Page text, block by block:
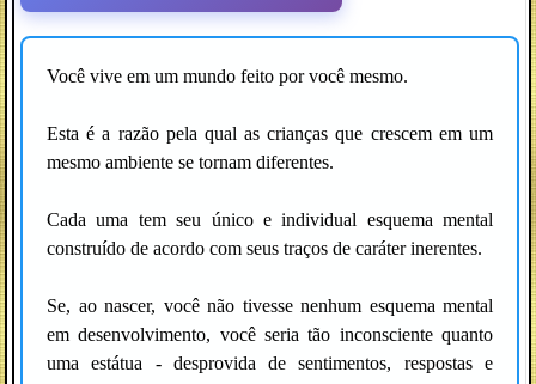
Você vive em um mundo feito por você mesmo.
Esta é a razão pela qual as crianças que crescem em um
mesmo ambiente se tornam diferentes.
Cada uma tem seu único e individual esquema mental
construído de acordo com seus traços de caráter inerentes.
Se, ao nascer, você não tivesse nenhum esquema mental
em desenvolvimento, você seria tão inconsciente quanto
uma estátua - desprovida de sentimentos, respostas e